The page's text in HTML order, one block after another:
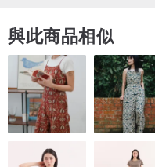
與此商品相似